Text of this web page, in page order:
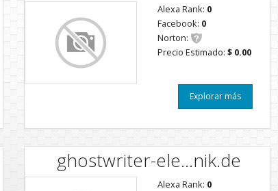
Alexa Rank: 0
Facebook: 0
Norton:
Precio Estimado: $ 0.00
Explorar más
ghostwriter-ele...nik.de
Alexa Rank: 0